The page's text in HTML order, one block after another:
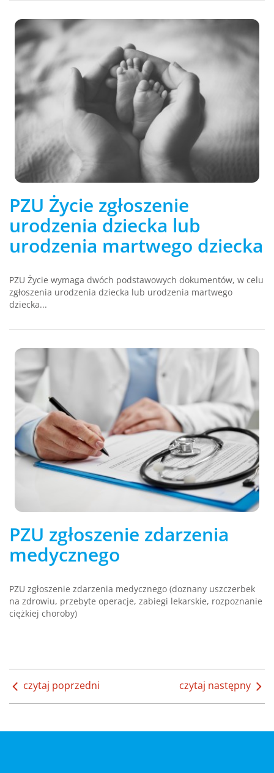
PZU Życie zgłoszenie
urodzenia dziecka lub
urodzenia martwego dziecka
PZU Życie wymaga dwóch podstawowych dokumentów, w celu
zgłoszenia urodzenia dziecka lub urodzenia martwego
dziecka...
PZU zgłoszenie zdarzenia
medycznego
PZU zgłoszenie zdarzenia medycznego (doznany uszczerbek
na zdrowiu, przebyte operacje, zabiegi lekarskie, rozpoznanie
ciężkiej choroby)
czytaj poprzedni czytaj następny